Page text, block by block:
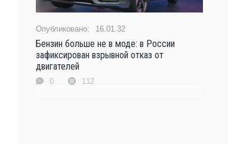
16.01.32
Бензин больше не в моде: в России
зафиксирован взрывной отказ от
двигателей
0 112